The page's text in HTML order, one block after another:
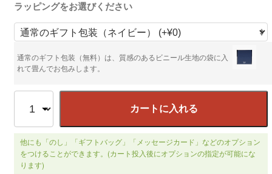
ラッピングをお選びください
通常のギフト包装（無料）は、質感のあるビニール生地の袋に入
れて畳んでお包みします。
カートに入れる
他にも「のし」「ギフトバッグ」「メッセージカード」などのオプション
をつけることができます。(カート投入後にオプションの指定が可能にな
ります)